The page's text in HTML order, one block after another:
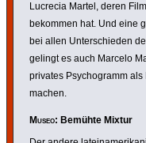
Lucrecia Martel, deren Film
bekommen hat. Und eine
bei allen Unter­schieden
gelingt es auch Marcelo
privates Psycho­gramm
machen.
Museo: Bemühte Mixtur